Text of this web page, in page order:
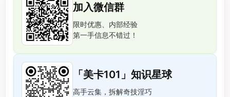
加入微信群
限时优惠、内部经验
第一手信息不错过！
「美卡101」知识星球
高手云集，拆解奇技淫巧